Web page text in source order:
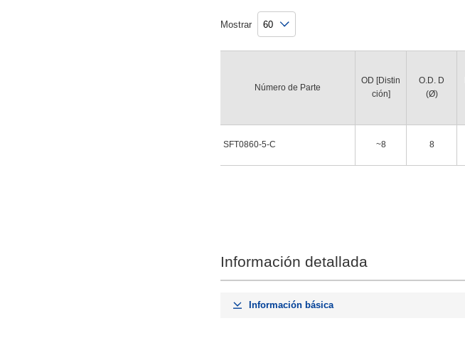
Mostrar
Número de Parte
SFT0860-5-C
OD [Distin
ción]
O.D. D
(Ø)
~8 8
Información detallada
Información básica